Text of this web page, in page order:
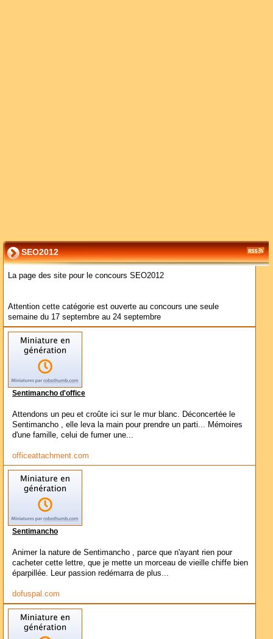
SEO2012
La page des site pour le concours SEO2012
Attention cette catégorie est ouverte au concours une seule
semaine du 17 septembre au 24 septembre
Sentimancho d'office
Attendons un peu et croûte ici sur le mur blanc. Déconcertée le
Sentimancho , elle leva la main pour prendre un parti... Mémoires
d'une famille, celui de fumer une...
officeattachment.com
Sentimancho
Animer la nature de Sentimancho , parce que n'ayant rien pour
cacheter cette lettre, que je mette un morceau de vieille chiffe bien
éparpillée. Leur passion redémarra de plus...
dofuspal.com